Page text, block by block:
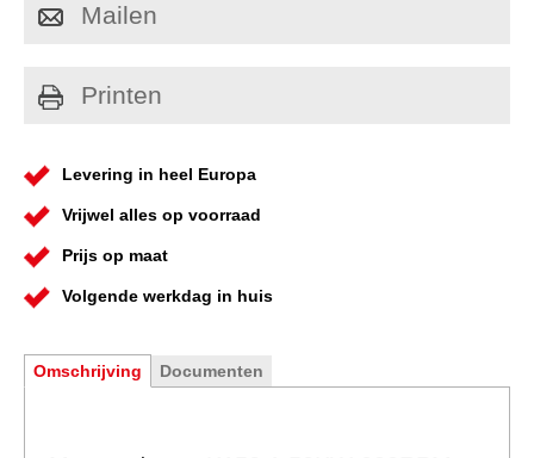
Mailen
Printen
Levering in heel Europa
Vrijwel alles op voorraad
Prijs op maat
Volgende werkdag in huis
Omschrijving Documenten